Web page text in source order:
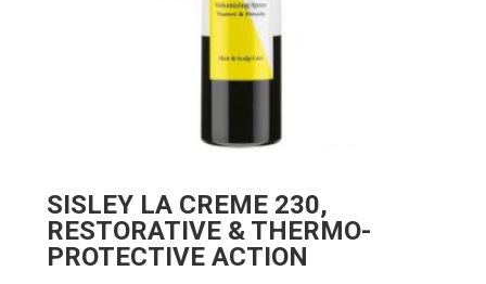
SISLEY LA CREME 230,
RESTORATIVE & THERMO-
PROTECTIVE ACTION